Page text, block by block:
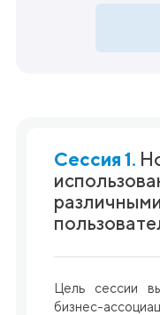
Сессия 1.
Цель сессии
бизнес-